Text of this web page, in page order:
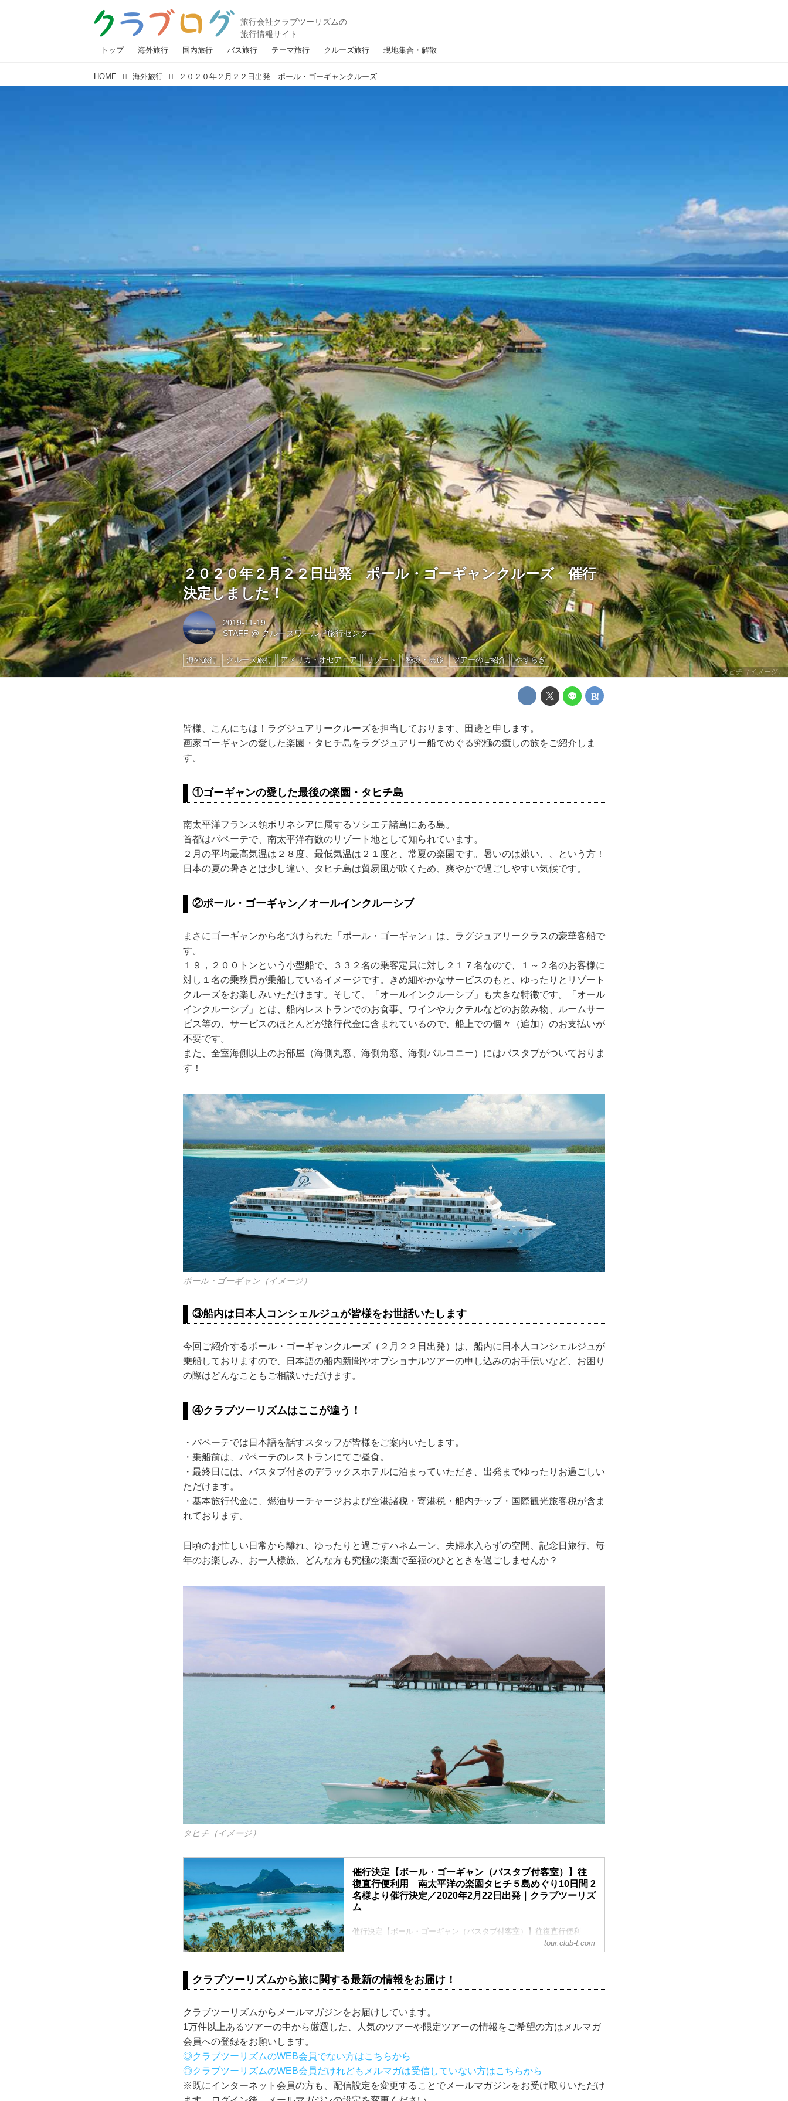
トップ 海外旅行 国内旅行 バス旅行 テーマ旅行 クルーズ旅行 現地集合・解散
HOME 海外旅行 ２０２０年２月２２日出発 ポール・ゴーギャンクルーズ 催行決定しました！
タヒチ（イメージ）
２０２０年２月２２日出発 ポール・ゴーギャンクルーズ 催行
決定しました！
2019-11-19
STAFF@ クルーズワールド旅行センター
海外旅行 クルーズ旅行 アメリカ・オセアニア リゾート 秘境・島旅 ツアーのご紹介 やすらぎ
皆様、こんにちは！ラグジュアリークルーズを担当しております、田邊と申します。
画家ゴーギャンの愛した楽園・タヒチ島をラグジュアリー船でめぐる究極の癒しの旅をご紹介しま
す。
①ゴーギャンの愛した最後の楽園・タヒチ島
南太平洋フランス領ポリネシアに属するソシエテ諸島にある島。
首都はパペーテで、南太平洋有数のリゾート地として知られています。
２月の平均最高気温は２８度、最低気温は２１度と、常夏の楽園です。暑いのは嫌い、、という方！
日本の夏の暑さとは少し違い、タヒチ島は貿易風が吹くため、爽やかで過ごしやすい気候です。
②ポール・ゴーギャン／オールインクルーシブ
まさにゴーギャンから名づけられた「ポール・ゴーギャン」は、ラグジュアリークラスの豪華客船で
す。
１９，２００トンという小型船で、３３２名の乗客定員に対し２１７名なので、１～２名のお客様に
対し１名の乗務員が乗船しているイメージです。きめ細やかなサービスのもと、ゆったりとリゾート
クルーズをお楽しみいただけます。そして、「オールインクルーシブ」も大きな特徴です。「オール
インクルーシブ」とは、船内レストランでのお食事、ワインやカクテルなどのお飲み物、ルームサー
ビス等の、サービスのほとんどが旅行代金に含まれているので、船上での個々（追加）のお支払いが
不要です。
また、全室海側以上のお部屋（海側丸窓、海側角窓、海側バルコニー）にはバスタブがついておりま
す！
ポール・ゴーギャン（イメージ）
③船内は日本人コンシェルジュが皆様をお世話いたします
今回ご紹介するポール・ゴーギャンクルーズ（２月２２日出発）は、船内に日本人コンシェルジュが
乗船しておりますので、日本語の船内新聞やオプショナルツアーの申し込みのお手伝いなど、お困り
の際はどんなこともご相談いただけます。
④クラブツーリズムはここが違う！
・パペーテでは日本語を話すスタッフが皆様をご案内いたします。
・乗船前は、パペーテのレストランにてご昼食。
・最終日には、バスタブ付きのデラックスホテルに泊まっていただき、出発までゆったりお過ごしい
ただけます。
・基本旅行代金に、燃油サーチャージおよび空港諸税・寄港税・船内チップ・国際観光旅客税が含ま
れております。
日頃のお忙しい日常から離れ、ゆったりと過ごすハネムーン、夫婦水入らずの空間、記念日旅行、毎
年のお楽しみ、お一人様旅、どんな方も究極の楽園で至福のひとときを過ごしませんか？
タヒチ（イメージ）
催行決定【ポール・ゴーギャン（バスタブ付客室）】往
復直行便利用 南太平洋の楽園タヒチ５島めぐり10日間 2
名様より催行決定／2020年2月22日出発｜クラブツーリズ
ム
催行決定【ポール・ゴーギャン（バスタブ付客室）】往復直行便利
用 南太平洋の楽園タヒチ５島めぐり10日間 2名様より催行決定／
2020年2月22日出発の紹介をしています。ツアー・旅行のお申込ならク
tour.club-t.com
クラブツーリズムから旅に関する最新の情報をお届け！
クラブツーリズムからメールマガジンをお届けしています。
1万件以上あるツアーの中から厳選した、人気のツアーや限定ツアーの情報をご希望の方はメルマガ
会員への登録をお願いします。
◎クラブツーリズムのWEB会員でない方はこちらから
◎クラブツーリズムのWEB会員だけれどもメルマガは受信していない方はこちらから
※既にインターネット会員の方も、配信設定を変更することでメールマガジンをお受け取りいただけ